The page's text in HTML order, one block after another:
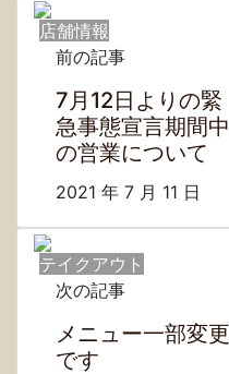
店舗情報
前の記事
7月12日よりの緊
急事態宣言期間中
の営業について
2021 年 7 月 11 日
テイクアウト
次の記事
メニュー一部変更
です